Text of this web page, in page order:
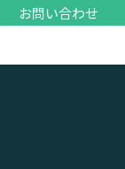
お問い合わせ